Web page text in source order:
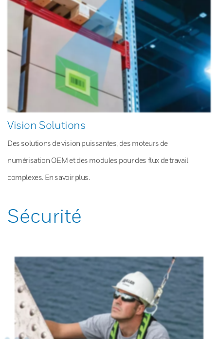
Vision Solutions
Des solutions de vision puissantes, des moteurs de
numérisation OEM et des modules pour des flux de travail
complexes. En savoir plus.
Sécurité